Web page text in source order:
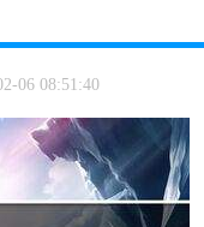
06 08:51:40